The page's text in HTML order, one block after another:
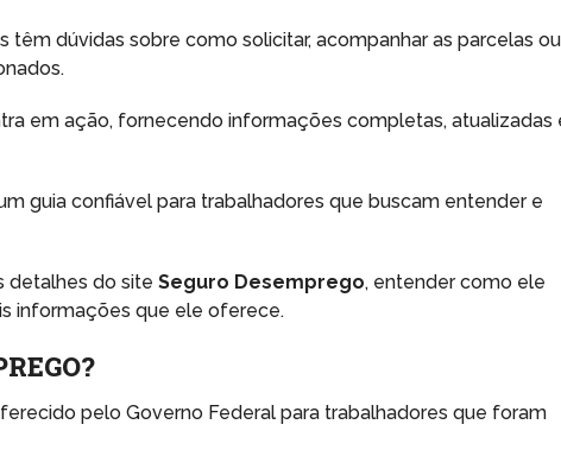
têm dúvidas sobre como solicitar, acompanhar as parcelas ou
em ação, fornecendo informações completas, atualizadas
guia confiável para trabalhadores que buscam entender e
detalhes do siteSeguro Desemprego, entender como ele
informações que ele oferece.
pelo Governo Federal para trabalhadores que foram